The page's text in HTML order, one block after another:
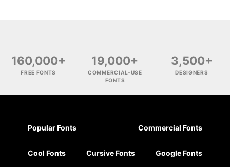
160,000+
FREE FONTS
19,000+
COMMERCIAL-USE
FONTS
3,500+
DESIGNERS
Popular Fonts Commercial Fonts
Cool Fonts Cursive Fonts Google Fonts